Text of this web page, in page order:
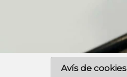
Avís de cookies